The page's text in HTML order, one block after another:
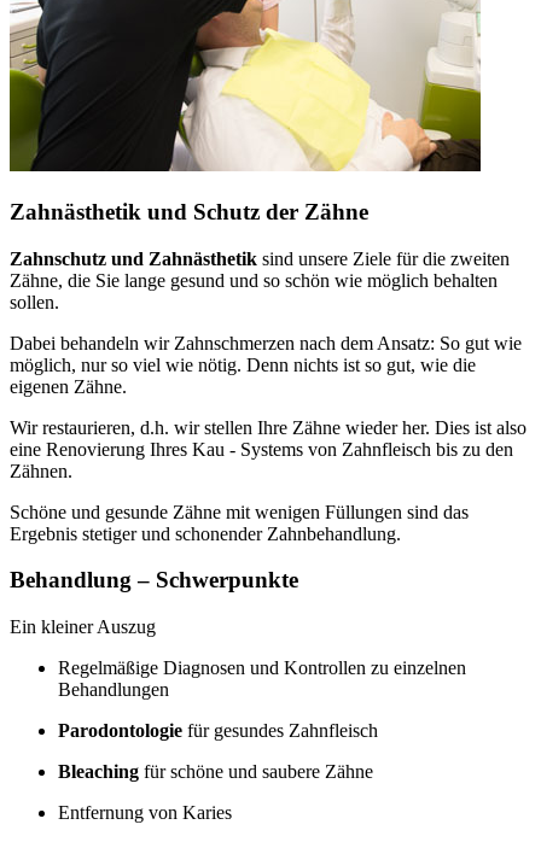
Zahnästhetik und Schutz der Zähne
Zahnschutz und Zahnästhetik sind unsere Ziele für die zweiten
Zähne, die Sie lange gesund und so schön wie möglich behalten
sollen.
Dabei behandeln wir Zahnschmerzen nach dem Ansatz: So gut wie
möglich, nur so viel wie nötig. Denn nichts ist so gut, wie die
eigenen Zähne.
Wir restaurieren, d.h. wir stellen Ihre Zähne wieder her. Dies ist also
eine Renovierung Ihres Kau - Systems von Zahnfleisch bis zu den
Zähnen.
Schöne und gesunde Zähne mit wenigen Füllungen sind das
Ergebnis stetiger und schonender Zahnbehandlung.
Behandlung – Schwerpunkte
Ein kleiner Auszug
Regelmäßige Diagnosen und Kontrollen zu einzelnen
Behandlungen
Parodontologie für gesundes Zahnfleisch
Bleaching für schöne und saubere Zähne
Entfernung von Karies